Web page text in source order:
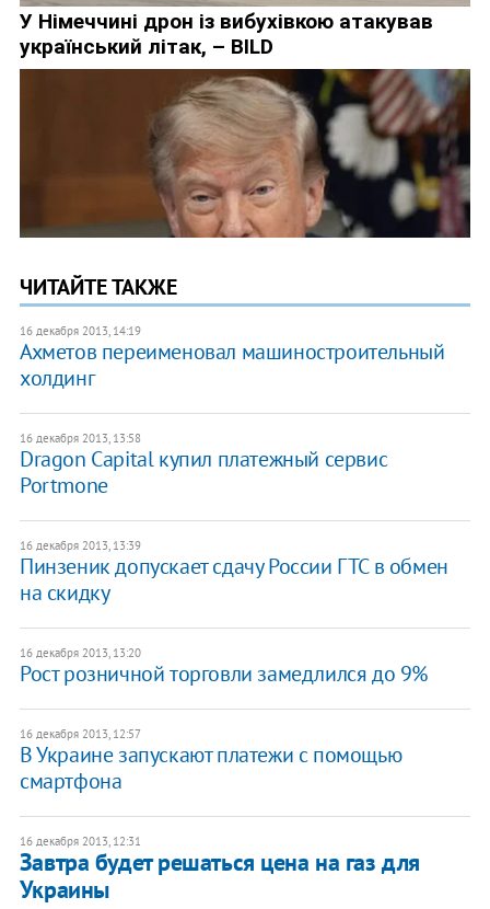
ЧИТАЙТЕ ТАКЖЕ
16 декабря 2013, 14:19
Ахметов переименовал машиностроительный
холдинг
16 декабря 2013, 13:58
Dragon Capital купил платежный сервис
Portmone
16 декабря 2013, 13:39
Пинзеник допускает сдачу России ГТС в обмен
на скидку
16 декабря 2013, 13:20
Рост розничной торговли замедлился до 9%
16 декабря 2013, 12:57
В Украине запускают платежи с помощью
смартфона
16 декабря 2013, 12:31
Завтра будет решаться цена на газ для
Украины